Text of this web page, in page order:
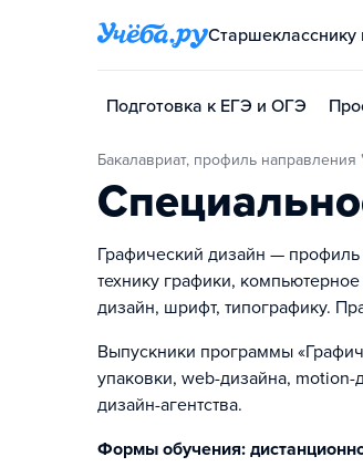
Подготовка к ЕГЭ и ОГЭ
Бакалавриат, профиль
Графический дизайн — профиль
технику графики,
дизайн, шрифт, типографику.
Выпускники программы
упаковки, web-дизайна,
дизайн-агентства.
Формы обучения: